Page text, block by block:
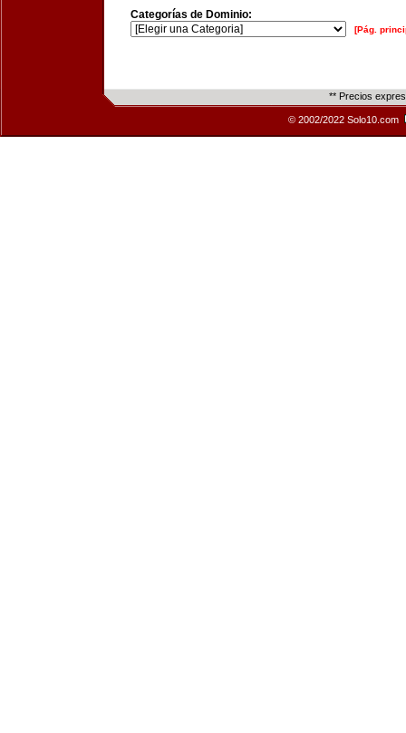
Categorías de Dominio:
[Pág.
** Precios
© 2002/2022 Solo10.com